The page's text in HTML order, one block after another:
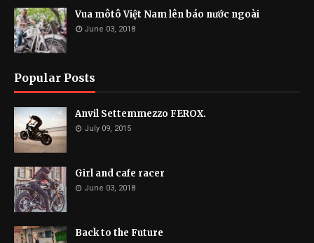
Vua môtô Việt Nam lên báo nước ngoài
June 03, 2018
Popular Posts
Anvil Settemmezzo FEROX.
July 09, 2015
Girl and cafe racer
June 03, 2018
Back to the Future